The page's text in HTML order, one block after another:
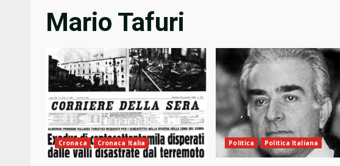
Mario Tafuri
Cronaca Cronaca Italia Politica Politica Italiana